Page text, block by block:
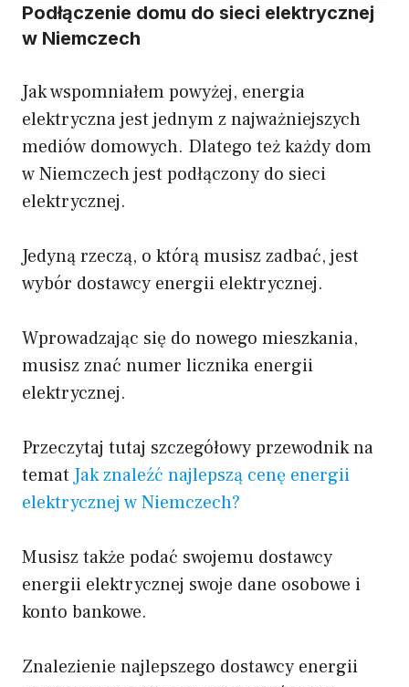
Podłączenie domu do sieci elektrycznej
w Niemczech
Jak wspomniałem powyżej, energia
elektryczna jest jednym z najważniejszych
mediów domowych. Dlatego też każdy dom
w Niemczech jest podłączony do sieci
elektrycznej.
Jedyną rzeczą, o którą musisz zadbać, jest
wybór dostawcy energii elektrycznej.
Wprowadzając się do nowego mieszkania,
musisz znać numer licznika energii
elektrycznej.
Przeczytaj tutaj szczegółowy przewodnik na
temat Jak znaleźć najlepszą cenę energii
elektrycznej w Niemczech?
Musisz także podać swojemu dostawcy
energii elektrycznej swoje dane osobowe i
konto bankowe.
Znalezienie najlepszego dostawcy energii